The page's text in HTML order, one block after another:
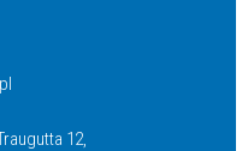
12,